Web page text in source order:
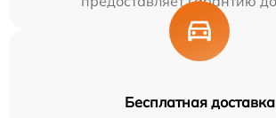
Бесплатная доставка